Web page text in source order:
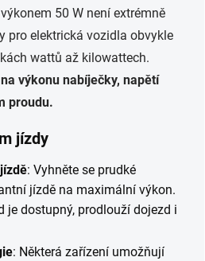
50 W není extrémně
pro elektrická vozidla obvykle
wattů až kilowattech.
výkonu nabíječky, napětí
proudu.
jízdy
: Vyhněte se prudké
jízdě na maximální výkon.
je dostupný, prodlouží dojezd i
: Některá zařízení umožňují